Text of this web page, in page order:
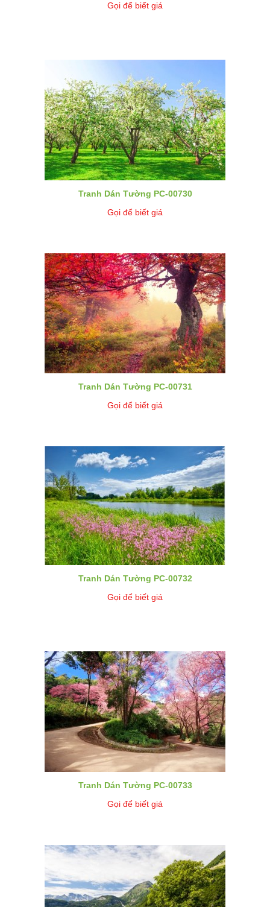
Gọi để biết giá
Tranh Dán Tường PC-00730
Gọi để biết giá
Tranh Dán Tường PC-00731
Gọi để biết giá
Tranh Dán Tường PC-00732
Gọi để biết giá
Tranh Dán Tường PC-00733
Gọi để biết giá